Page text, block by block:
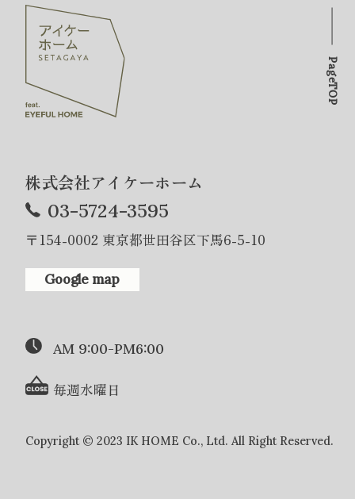
株式会社アイケーホーム
03-5724-3595
〒154-0002 東京都世田谷区下馬6-5-10
Google map
AM 9:00-PM6:00
毎週水曜日
Copyright © 2023 IK HOME Co., Ltd. All Right Reserved.
PageTOP